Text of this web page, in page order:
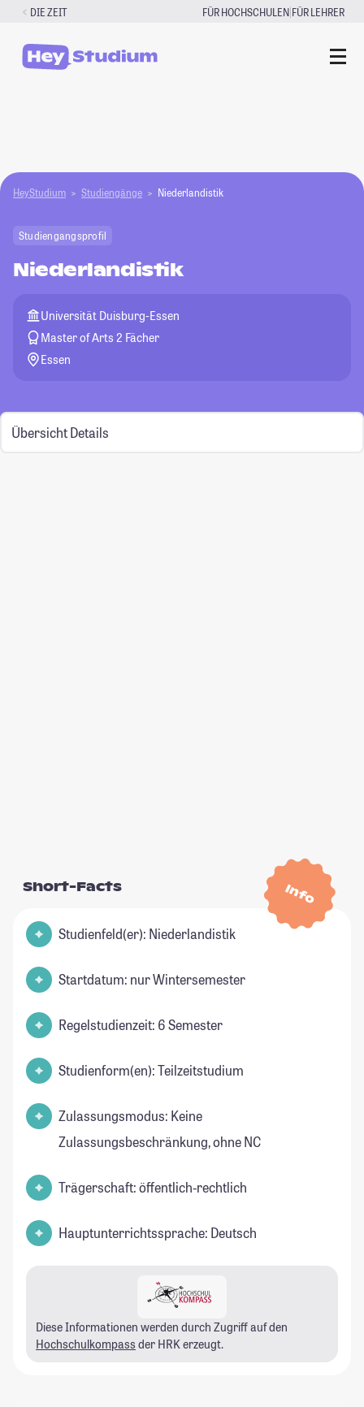
Zum
springen
DIE ZEIT FÜR HOCHSCHULEN|FÜR LEHRER
HeyStudium Studiengänge Niederlandistik
Studiengangsprofil
Niederlandistik
Universität Duisburg-Essen
Master of Arts 2 Fächer
Essen
Übersicht Details
Info
Short-Facts
Studienfeld(er): Niederlandistik
Startdatum: nur Wintersemester
Regelstudienzeit: 6 Semester
Studienform(en): Teilzeitstudium
Zulassungsmodus: Keine
Zulassungsbeschränkung, ohne NC
Trägerschaft: öffentlich-rechtlich
Hauptunterrichtssprache: Deutsch
Diese Informationen werden durch Zugriff auf den
Hochschulkompass der HRK erzeugt.